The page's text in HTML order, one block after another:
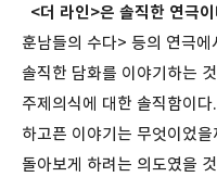
<더 라인>은 솔직한 연극
훈남들의 수다> 등의 연극
솔직한 담화를 이야기하는
주제의식에 대한 솔직함이
하고픈 이야기는 무엇이었을
돌아보게 하려는 의도였을